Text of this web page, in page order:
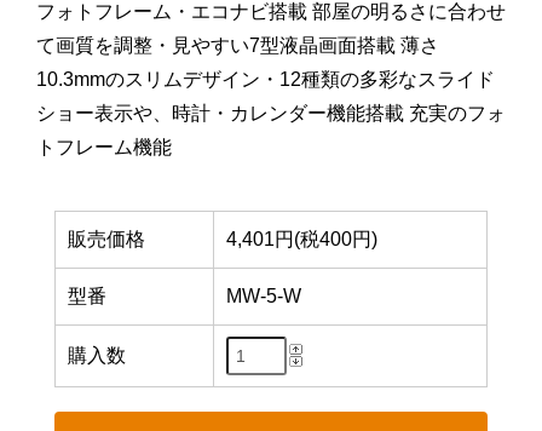
フォトフレーム・エコナビ搭載 部屋の明るさに合わせ
て画質を調整・見やすい7型液晶画面搭載 薄さ
10.3mmのスリムデザイン・12種類の多彩なスライド
ショー表示や、時計・カレンダー機能搭載 充実のフォ
トフレーム機能
販売価格 4,401円(税400円)
型番 MW-5-W
購入数